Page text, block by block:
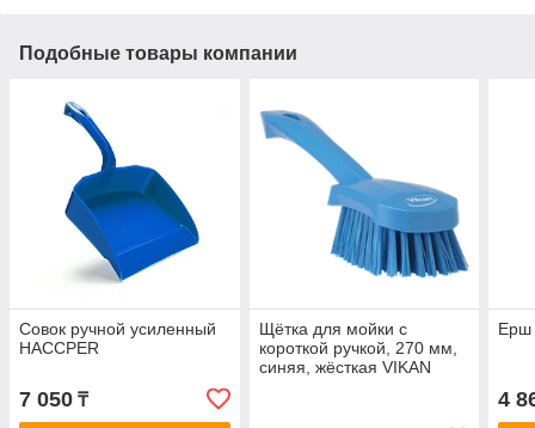
Подобные товары компании
Совок ручной усиленный
HACCPER
7 050 ₸
Щётка для мойки с
короткой ручкой, 270 мм,
синяя, жёсткая VIKAN
Ерш
4